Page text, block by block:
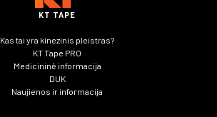
KT TAPE
Kas tai yra kinezinis pleistras?
KT Tape PRO
Medicininė informacija
DUK
Naujienos ir informacija